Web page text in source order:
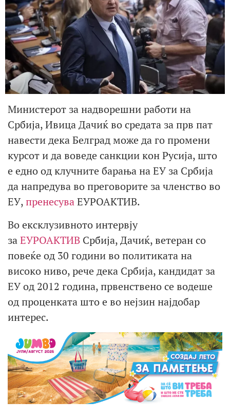
Министерот за надворешни работи на
Србија, Ивица Дачиќ во средата за прв пат
навести дека Белград може да го промени
курсот и да воведе санкции кон Русија, што
е едно од клучните барања на ЕУ за Србија
да напредува во преговорите за членство во
ЕУ,пренесуваЕУРОАКТИВ.
Во ексклузивното интервју
заEУРОАКТИВ Србија, Дачиќ, ветеран со
повеќе од 30 години во политиката на
високо ниво, рече дека Србија, кандидат за
ЕУ од 2012 година, првенствено се водеше
од проценката што е во нејзин најдобар
интерес.